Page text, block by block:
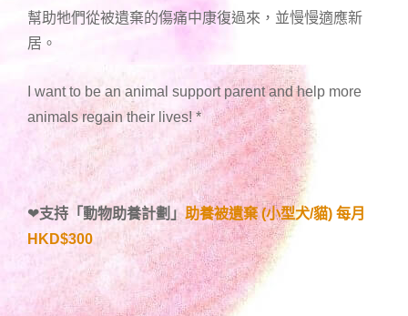
幫助牠們從被遺棄的傷痛中康復過來，並慢慢適應新
居。
I want to be an animal support parent and help more
animals regain their lives! *
❤支持「動物助養計劃 」助養被遺棄 (小型犬/貓) 每月
HKD$300